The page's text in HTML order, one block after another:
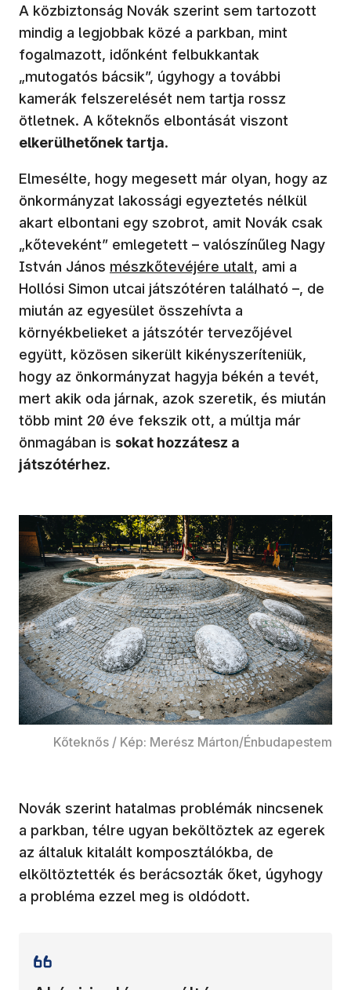
A közbiztonság Novák szerint sem tartozott
mindig a legjobbak közé a parkban, mint
fogalmazott, időnként felbukkantak
„mutogatós bácsik”, úgyhogy a további
kamerák felszerelését nem tartja rossz
ötletnek. A kőteknős elbontását viszont
elkerülhetőnek tartja.
Elmesélte, hogy megesett már olyan, hogy az
önkormányzat lakossági egyeztetés nélkül
akart elbontani egy szobrot, amit Novák csak
„kőteveként” emlegetett – valószínűleg Nagy
István János (új ablakban nyílik meg)
mészkőtevéjére utalt, ami a
Hollósi Simon utcai játszótéren található –, de
miután az egyesület összehívta a
környékbelieket a játszótér tervezőjével
együtt, közösen sikerült kikényszeríteniük,
hogy az önkormányzat hagyja békén a tevét,
mert akik oda járnak, azok szeretik, és miután
több mint 20 éve fekszik ott, a múltja már
önmagában is sokat hozzátesz a
játszótérhez.
Kőteknős / Kép: Merész Márton/Énbudapestem
Novák szerint hatalmas problémák nincsenek
a parkban, télre ugyan beköltöztek az egerek
az általuk kitalált komposztálókba, de
elköltöztették és berácsozták őket, úgyhogy
a probléma ezzel meg is oldódott.